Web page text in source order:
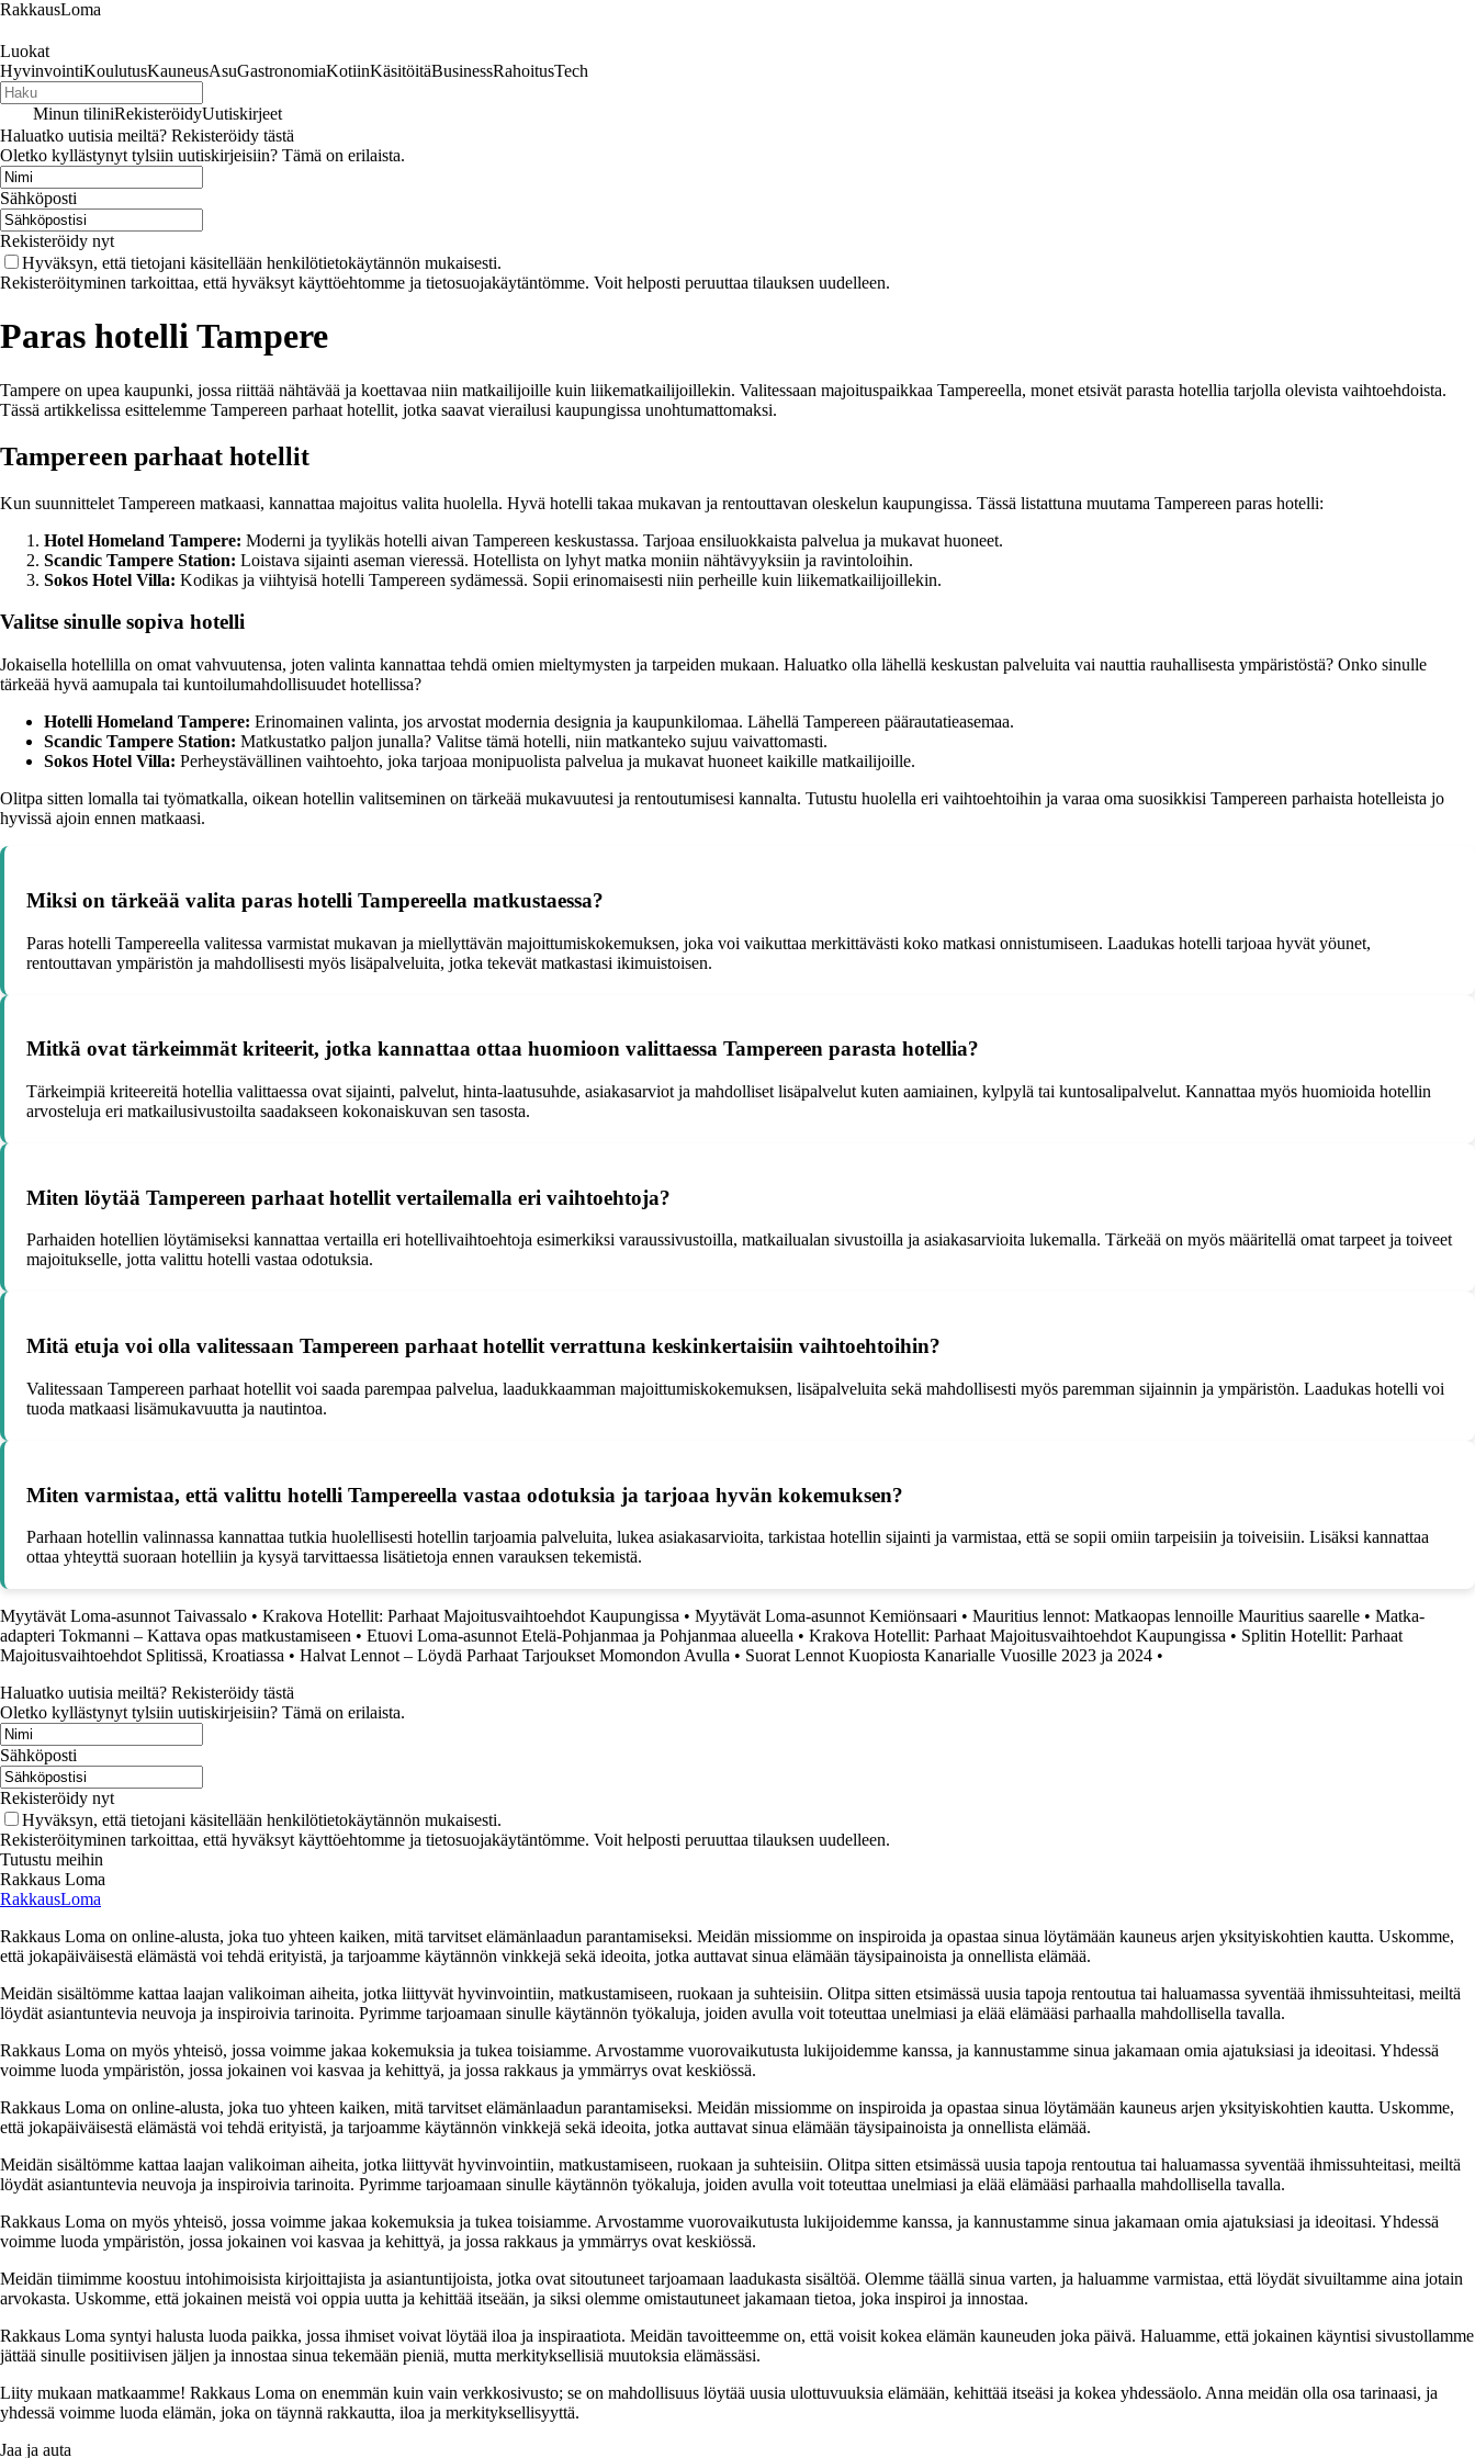
RakkausLoma
Luokat
HyvinvointiKoulutusKauneusAsuGastronomiaKotiinKäsitöitäBusinessRahoitusTech
Minun tiliniRekisteröidyUutiskirjeet
Haluatko uutisia meiltä? Rekisteröidy tästä
Oletko kyllästynyt tylsiin uutiskirjeisiin? Tämä on erilaista.
Sähköposti
Rekisteröidy nyt
Hyväksyn, että tietojani käsitellään henkilötietokäytännön mukaisesti.
Rekisteröityminen tarkoittaa, että hyväksyt käyttöehtomme ja tietosuojakäytäntömme. Voit helposti peruuttaa tilauksen uudelleen.
Paras hotelli Tampere
Tampere on upea kaupunki, jossa riittää nähtävää ja koettavaa niin matkailijoille kuin liikematkailijoillekin. Valitessaan majoituspaikkaa Tampereella, monet etsivät parasta hotellia tarjolla olevista vaihtoehdoista.
Tässä artikkelissa esittelemme Tampereen parhaat hotellit, jotka saavat vierailusi kaupungissa unohtumattomaksi.
Tampereen parhaat hotellit
Kun suunnittelet Tampereen matkaasi, kannattaa majoitus valita huolella. Hyvä hotelli takaa mukavan ja rentouttavan oleskelun kaupungissa. Tässä listattuna muutama Tampereen paras hotelli:
Hotel Homeland Tampere: Moderni ja tyylikäs hotelli aivan Tampereen keskustassa. Tarjoaa ensiluokkaista palvelua ja mukavat huoneet.
Scandic Tampere Station: Loistava sijainti aseman vieressä. Hotellista on lyhyt matka moniin nähtävyyksiin ja ravintoloihin.
Sokos Hotel Villa: Kodikas ja viihtyisä hotelli Tampereen sydämessä. Sopii erinomaisesti niin perheille kuin liikematkailijoillekin.
Valitse sinulle sopiva hotelli
Jokaisella hotellilla on omat vahvuutensa, joten valinta kannattaa tehdä omien mieltymysten ja tarpeiden mukaan. Haluatko olla lähellä keskustan palveluita vai nauttia rauhallisesta ympäristöstä? Onko sinulle
tärkeää hyvä aamupala tai kuntoilumahdollisuudet hotellissa?
Hotelli Homeland Tampere: Erinomainen valinta, jos arvostat modernia designia ja kaupunkilomaa. Lähellä Tampereen päärautatieasemaa.
Scandic Tampere Station: Matkustatko paljon junalla? Valitse tämä hotelli, niin matkanteko sujuu vaivattomasti.
Sokos Hotel Villa: Perheystävällinen vaihtoehto, joka tarjoaa monipuolista palvelua ja mukavat huoneet kaikille matkailijoille.
Olitpa sitten lomalla tai työmatkalla, oikean hotellin valitseminen on tärkeää mukavuutesi ja rentoutumisesi kannalta. Tutustu huolella eri vaihtoehtoihin ja varaa oma suosikkisi Tampereen parhaista hotelleista jo
hyvissä ajoin ennen matkaasi.
Miksi on tärkeää valita paras hotelli Tampereella matkustaessa?
Paras hotelli Tampereella valitessa varmistat mukavan ja miellyttävän majoittumiskokemuksen, joka voi vaikuttaa merkittävästi koko matkasi onnistumiseen. Laadukas hotelli tarjoaa hyvät yöunet,
rentouttavan ympäristön ja mahdollisesti myös lisäpalveluita, jotka tekevät matkastasi ikimuistoisen.
Mitkä ovat tärkeimmät kriteerit, jotka kannattaa ottaa huomioon valittaessa Tampereen parasta hotellia?
Tärkeimpiä kriteereitä hotellia valittaessa ovat sijainti, palvelut, hinta-laatusuhde, asiakasarviot ja mahdolliset lisäpalvelut kuten aamiainen, kylpylä tai kuntosalipalvelut. Kannattaa myös huomioida hotellin
arvosteluja eri matkailusivustoilta saadakseen kokonaiskuvan sen tasosta.
Miten löytää Tampereen parhaat hotellit vertailemalla eri vaihtoehtoja?
Parhaiden hotellien löytämiseksi kannattaa vertailla eri hotellivaihtoehtoja esimerkiksi varaussivustoilla, matkailualan sivustoilla ja asiakasarvioita lukemalla. Tärkeää on myös määritellä omat tarpeet ja toiveet
majoitukselle, jotta valittu hotelli vastaa odotuksia.
Mitä etuja voi olla valitessaan Tampereen parhaat hotellit verrattuna keskinkertaisiin vaihtoehtoihin?
Valitessaan Tampereen parhaat hotellit voi saada parempaa palvelua, laadukkaamman majoittumiskokemuksen, lisäpalveluita sekä mahdollisesti myös paremman sijainnin ja ympäristön. Laadukas hotelli voi
tuoda matkaasi lisämukavuutta ja nautintoa.
Miten varmistaa, että valittu hotelli Tampereella vastaa odotuksia ja tarjoaa hyvän kokemuksen?
Parhaan hotellin valinnassa kannattaa tutkia huolellisesti hotellin tarjoamia palveluita, lukea asiakasarvioita, tarkistaa hotellin sijainti ja varmistaa, että se sopii omiin tarpeisiin ja toiveisiin. Lisäksi kannattaa
ottaa yhteyttä suoraan hotelliin ja kysyä tarvittaessa lisätietoja ennen varauksen tekemistä.
Myytävät Loma-asunnot Taivassalo • Krakova Hotellit: Parhaat Majoitusvaihtoehdot Kaupungissa • Myytävät Loma-asunnot Kemiönsaari • Mauritius lennot: Matkaopas lennoille Mauritius saarelle • Matka-
adapteri Tokmanni – Kattava opas matkustamiseen • Etuovi Loma-asunnot Etelä-Pohjanmaa ja Pohjanmaa alueella • Krakova Hotellit: Parhaat Majoitusvaihtoehdot Kaupungissa • Splitin Hotellit: Parhaat
Majoitusvaihtoehdot Splitissä, Kroatiassa • Halvat Lennot – Löydä Parhaat Tarjoukset Momondon Avulla • Suorat Lennot Kuopiosta Kanarialle Vuosille 2023 ja 2024 •
Haluatko uutisia meiltä? Rekisteröidy tästä
Oletko kyllästynyt tylsiin uutiskirjeisiin? Tämä on erilaista.
Sähköposti
Rekisteröidy nyt
Hyväksyn, että tietojani käsitellään henkilötietokäytännön mukaisesti.
Rekisteröityminen tarkoittaa, että hyväksyt käyttöehtomme ja tietosuojakäytäntömme. Voit helposti peruuttaa tilauksen uudelleen.
Tutustu meihin
Rakkaus Loma
RakkausLoma
Rakkaus Loma on online-alusta, joka tuo yhteen kaiken, mitä tarvitset elämänlaadun parantamiseksi. Meidän missiomme on inspiroida ja opastaa sinua löytämään kauneus arjen yksityiskohtien kautta. Uskomme,
että jokapäiväisestä elämästä voi tehdä erityistä, ja tarjoamme käytännön vinkkejä sekä ideoita, jotka auttavat sinua elämään täysipainoista ja onnellista elämää.
Meidän sisältömme kattaa laajan valikoiman aiheita, jotka liittyvät hyvinvointiin, matkustamiseen, ruokaan ja suhteisiin. Olitpa sitten etsimässä uusia tapoja rentoutua tai haluamassa syventää ihmissuhteitasi, meiltä
löydät asiantuntevia neuvoja ja inspiroivia tarinoita. Pyrimme tarjoamaan sinulle käytännön työkaluja, joiden avulla voit toteuttaa unelmiasi ja elää elämääsi parhaalla mahdollisella tavalla.
Rakkaus Loma on myös yhteisö, jossa voimme jakaa kokemuksia ja tukea toisiamme. Arvostamme vuorovaikutusta lukijoidemme kanssa, ja kannustamme sinua jakamaan omia ajatuksiasi ja ideoitasi. Yhdessä
voimme luoda ympäristön, jossa jokainen voi kasvaa ja kehittyä, ja jossa rakkaus ja ymmärrys ovat keskiössä.
Rakkaus Loma on online-alusta, joka tuo yhteen kaiken, mitä tarvitset elämänlaadun parantamiseksi. Meidän missiomme on inspiroida ja opastaa sinua löytämään kauneus arjen yksityiskohtien kautta. Uskomme,
että jokapäiväisestä elämästä voi tehdä erityistä, ja tarjoamme käytännön vinkkejä sekä ideoita, jotka auttavat sinua elämään täysipainoista ja onnellista elämää.
Meidän sisältömme kattaa laajan valikoiman aiheita, jotka liittyvät hyvinvointiin, matkustamiseen, ruokaan ja suhteisiin. Olitpa sitten etsimässä uusia tapoja rentoutua tai haluamassa syventää ihmissuhteitasi, meiltä
löydät asiantuntevia neuvoja ja inspiroivia tarinoita. Pyrimme tarjoamaan sinulle käytännön työkaluja, joiden avulla voit toteuttaa unelmiasi ja elää elämääsi parhaalla mahdollisella tavalla.
Rakkaus Loma on myös yhteisö, jossa voimme jakaa kokemuksia ja tukea toisiamme. Arvostamme vuorovaikutusta lukijoidemme kanssa, ja kannustamme sinua jakamaan omia ajatuksiasi ja ideoitasi. Yhdessä
voimme luoda ympäristön, jossa jokainen voi kasvaa ja kehittyä, ja jossa rakkaus ja ymmärrys ovat keskiössä.
Meidän tiimimme koostuu intohimoisista kirjoittajista ja asiantuntijoista, jotka ovat sitoutuneet tarjoamaan laadukasta sisältöä. Olemme täällä sinua varten, ja haluamme varmistaa, että löydät sivuiltamme aina jotain
arvokasta. Uskomme, että jokainen meistä voi oppia uutta ja kehittää itseään, ja siksi olemme omistautuneet jakamaan tietoa, joka inspiroi ja innostaa.
Rakkaus Loma syntyi halusta luoda paikka, jossa ihmiset voivat löytää iloa ja inspiraatiota. Meidän tavoitteemme on, että voisit kokea elämän kauneuden joka päivä. Haluamme, että jokainen käyntisi sivustollamme
jättää sinulle positiivisen jäljen ja innostaa sinua tekemään pieniä, mutta merkityksellisiä muutoksia elämässäsi.
Liity mukaan matkaamme! Rakkaus Loma on enemmän kuin vain verkkosivusto; se on mahdollisuus löytää uusia ulottuvuuksia elämään, kehittää itseäsi ja kokea yhdessäolo. Anna meidän olla osa tarinaasi, ja
yhdessä voimme luoda elämän, joka on täynnä rakkautta, iloa ja merkityksellisyyttä.
Jaa ja auta